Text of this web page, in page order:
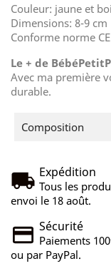
Couleur: jaune et
Dimensions: 8-9 cm
Conforme norme
Le + de
Avec ma première
durable.
Composition
Expédition
Tous les
envoi le 18 août.
Sécurité
Paiements
ou par PayPal.